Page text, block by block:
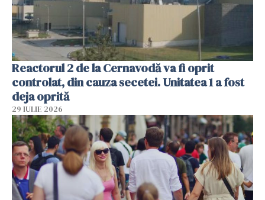
Reactorul 2 de la Cernavodă va fi oprit
controlat, din cauza secetei. Unitatea 1 a fost
deja oprită
29 IULIE 2026